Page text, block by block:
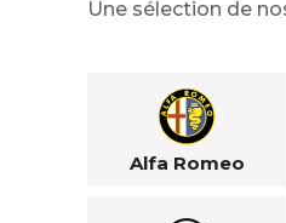
Une sélection de
Alfa Romeo